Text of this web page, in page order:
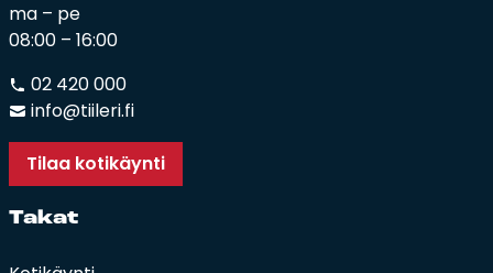
ma – pe
08:00 – 16:00
02 420 000
info@tiileri.fi
Tilaa kotikäynti
Ta­kat